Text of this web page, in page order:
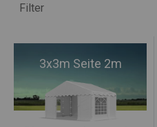
Filter
3x3m Seite 2m